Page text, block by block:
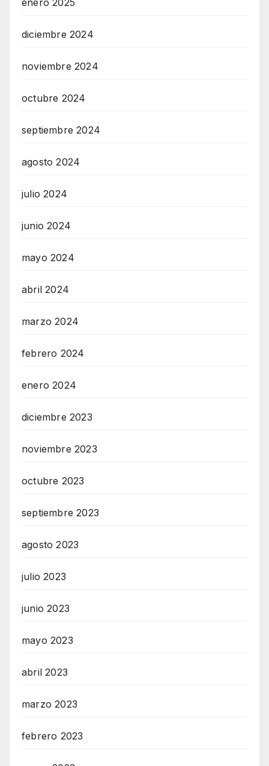
diciembre 2024
noviembre 2024
octubre 2024
septiembre 2024
agosto 2024
julio 2024
junio 2024
mayo 2024
abril 2024
marzo 2024
febrero 2024
enero 2024
diciembre 2023
noviembre 2023
octubre 2023
septiembre 2023
agosto 2023
julio 2023
junio 2023
mayo 2023
abril 2023
marzo 2023
febrero 2023